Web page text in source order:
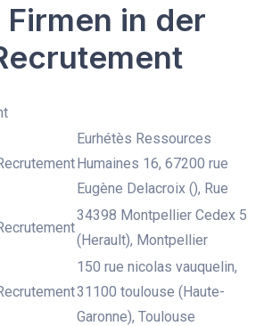
in der
Eurhétès Ressources
Humaines 16, 67200 rue
Eugène Delacroix (), Rue
34398 Montpellier Cedex 5
(Herault), Montpellier
150 rue nicolas vauquelin,
31100 toulouse (Haute-
Garonne), Toulouse